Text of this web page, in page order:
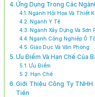
Ứng Dụng Trong Các
Ngành Hội Họa Và Thiết
Ngành Y Tế
Ngành Xây Dựng Và Sơn
Ngành Công Nghiệp Ô Tô
Giáo Dục Và Văn Phòng
Ưu Điểm Và Hạn Chế Của
Ưu Điểm
Hạn Chế
Giới Thiệu Công Ty TNHH
Tiến